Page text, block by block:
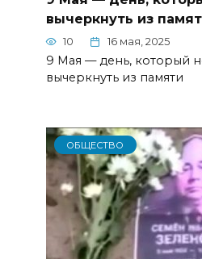
вычеркнуть из
10 16 мая, 2025
9 Мая — день, который
вычеркнуть из памяти
ОБЩЕСТВО